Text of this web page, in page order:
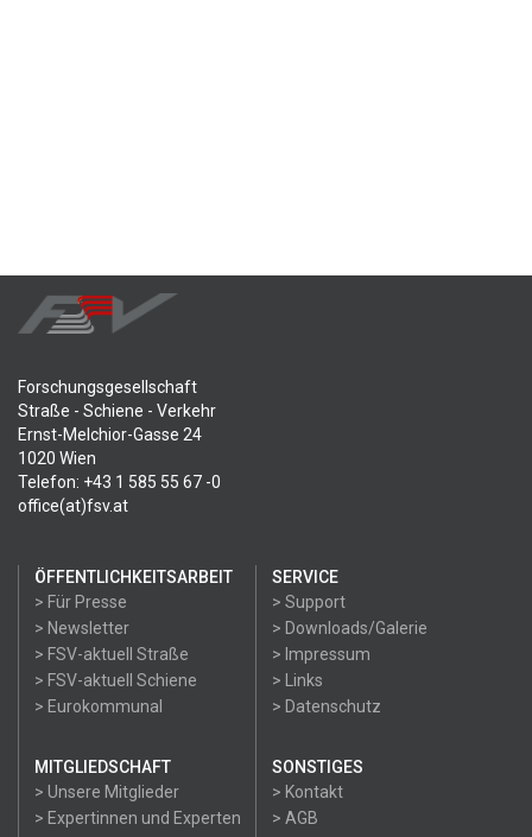
Forschungsgesellschaft
Straße - Schiene - Verkehr
Ernst-Melchior-Gasse 24
1020 Wien
Telefon: +43 1 585 55 67 -0
office(at)fsv.at
ÖFFENTLICHKEITSARBEIT
> Für Presse
> Newsletter
> FSV-aktuell Straße
> FSV-aktuell Schiene
> Eurokommunal
SERVICE
> Support
> Downloads/Galerie
> Impressum
> Links
> Datenschutz
MITGLIEDSCHAFT
> Unsere Mitglieder
> Expertinnen und Experten
SONSTIGES
> Kontakt
> AGB